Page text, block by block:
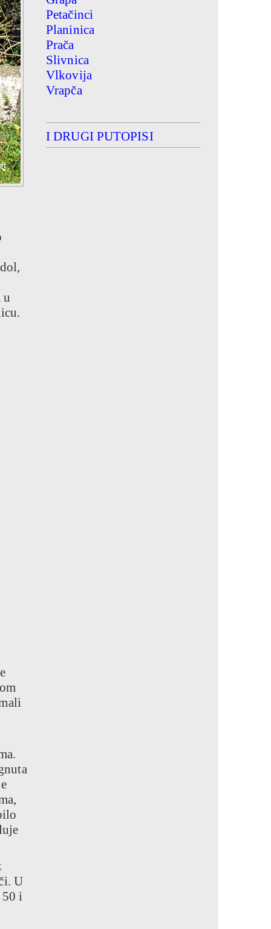
u
U
50 i
Petačinci
Planinica
Prača
Slivnica
Vlkovija
Vrapča
I DRUGI PUTOPISI